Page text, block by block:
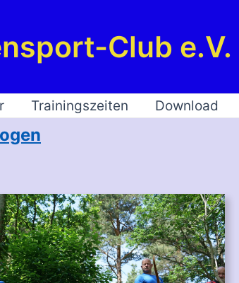
Club e.V.
Trainingszeiten Download